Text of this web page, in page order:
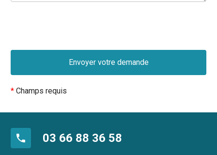
* Champs requis
phone 03 66 88 36 58